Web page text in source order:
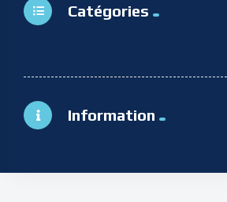
Catégories
Information